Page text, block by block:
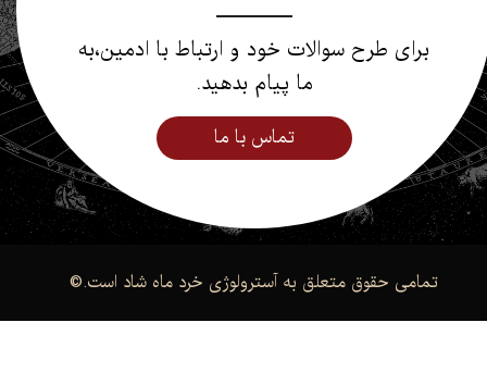
برای طرح سوالات خود و ارتباط با ادمین،به
ما پیام بدهید.
تماس با ما
© .تمامی حقوق متعلق به آسترولوژی خرد ماه شاد است